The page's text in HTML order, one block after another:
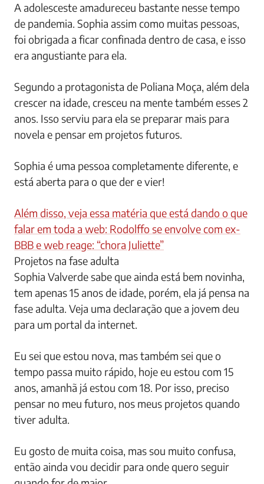
A adolesceste amadureceu bastante nesse tempo
de pandemia. Sophia assim como muitas pessoas,
foi obrigada a ficar confinada dentro de casa, e isso
era angustiante para ela.
Segundo a protagonista de Poliana Moça, além dela
crescer na idade, cresceu na mente também esses 2
anos. Isso serviu para ela se preparar mais para
novela e pensar em projetos futuros.
Sophia é uma pessoa completamente diferente, e
está aberta para o que der e vier!
Além disso, veja essa matéria que está dando o que
falar em toda a web: Rodolffo se envolve com ex-
BBB e web reage: “chora Juliette”
Projetos na fase adulta
Sophia Valverde sabe que ainda está bem novinha,
tem apenas 15 anos de idade, porém, ela já pensa na
fase adulta. Veja uma declaração que a jovem deu
para um portal da internet.
Eu sei que estou nova, mas também sei que o
tempo passa muito rápido, hoje eu estou com 15
anos, amanhã já estou com 18. Por isso, preciso
pensar no meu futuro, nos meus projetos quando
tiver adulta.
Eu gosto de muita coisa, mas sou muito confusa,
então ainda vou decidir para onde quero seguir